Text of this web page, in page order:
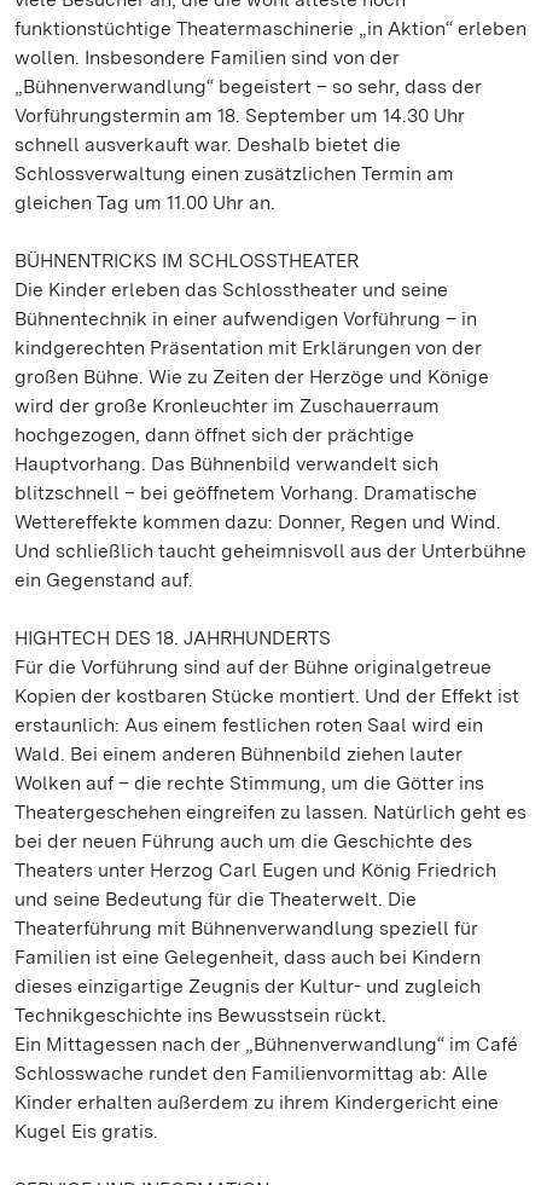
funktionstüchtige Theatermaschinerie „in Aktion“ erleben
wollen. Insbesondere Familien sind von der
„Bühnenverwandlung“ begeistert – so sehr, dass der
Vorführungstermin am 18. September um 14.30 Uhr
schnell ausverkauft war. Deshalb bietet die
Schlossverwaltung einen zusätzlichen Termin am
gleichen Tag um 11.00 Uhr an.
BÜHNENTRICKS IM SCHLOSSTHEATER
Die Kinder erleben das Schlosstheater und seine
Bühnentechnik in einer aufwendigen Vorführung – in
kindgerechten Präsentation mit Erklärungen von der
großen Bühne. Wie zu Zeiten der Herzöge und Könige
wird der große Kronleuchter im Zuschauerraum
hochgezogen, dann öffnet sich der prächtige
Hauptvorhang. Das Bühnenbild verwandelt sich
blitzschnell – bei geöffnetem Vorhang. Dramatische
Wettereffekte kommen dazu: Donner, Regen und Wind.
Und schließlich taucht geheimnisvoll aus der Unterbühne
ein Gegenstand auf.
HIGHTECH DES 18. JAHRHUNDERTS
Für die Vorführung sind auf der Bühne originalgetreue
Kopien der kostbaren Stücke montiert. Und der Effekt ist
erstaunlich: Aus einem festlichen roten Saal wird ein
Wald. Bei einem anderen Bühnenbild ziehen lauter
Wolken auf – die rechte Stimmung, um die Götter ins
Theatergeschehen eingreifen zu lassen. Natürlich geht es
bei der neuen Führung auch um die Geschichte des
Theaters unter Herzog Carl Eugen und König Friedrich
und seine Bedeutung für die Theaterwelt. Die
Theaterführung mit Bühnenverwandlung speziell für
Familien ist eine Gelegenheit, dass auch bei Kindern
dieses einzigartige Zeugnis der Kultur- und zugleich
Technikgeschichte ins Bewusstsein rückt.
Ein Mittagessen nach der „Bühnenverwandlung“ im Café
Schlosswache rundet den Familienvormittag ab: Alle
Kinder erhalten außerdem zu ihrem Kindergericht eine
Kugel Eis gratis.